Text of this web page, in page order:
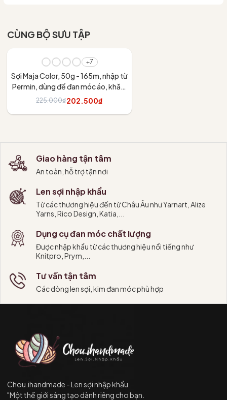
CÙNG BỘ SƯU TẬP
+7
Sợi Maja Color, 50g - 165m, nhập từ
Permin, dùng để đan móc áo, khăn,
váy
225.000₫202.500₫
Giao hàng tận tâm
An toàn, hỗ trợ tận nơi
Len sợi nhập khẩu
Từ các thương hiệu đến từ Châu Âu như Yarnart, Alize
Yarns, Rico Design, Katia,...
Dụng cụ đan móc chất lượng
Được nhập khẩu từ các thương hiệu nổi tiếng như
Knitpro, Prym,...
Tư vấn tận tâm
Các dòng len sợi, kim đan móc phù hợp
Chou.ihandmade - Len sợi nhập khẩu
"Một thế giới sáng tạo dành riêng cho bạn.